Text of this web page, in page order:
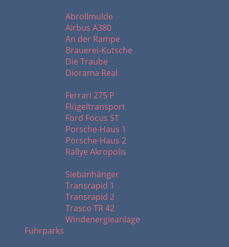
Abrollmulde
Airbus A380
An der Rampe
Brauerei-Kutsche
Die Traube
Diorama Real
Ferrari 275 P
Flügeltransport
Ford Focus ST
Porsche-Haus 1
Porsche-Haus 2
Rallye Akropolis
Siebanhänger
Transrapid 1
Transrapid 2
Trasco TR 42
Windenergieanlage
Fuhrparks